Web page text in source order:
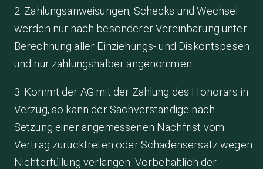
2. Zahlungsanweisungen, Schecks und Wechsel
werden nur nach besonderer Vereinbarung unter
Berechnung aller Einziehungs- und Diskontspesen
und nur zahlungshalber angenommen.
3. Kommt der AG mit der Zahlung des Honorars in
Verzug, so kann der Sachverständige nach
Setzung einer angemessenen Nachfrist vom
Vertrag zurücktreten oder Schadensersatz wegen
Nichterfüllung verlangen. Vorbehaltlich der